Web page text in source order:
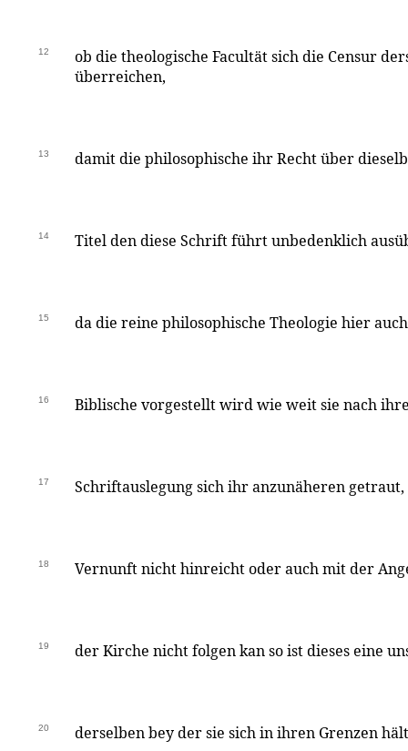
12
ob die theologische Facultät sich die Censur
überreichen,
13 damit die philosophische ihr Recht über
14 Titel den diese Schrift führt unbedenklich
15 da die reine philosophische Theologie hier
16 Biblische vorgestellt wird wie weit sie nach
17 Schriftauslegung sich ihr anzunäheren
18 Vernunft nicht hinreicht oder auch mit der
19 der Kirche nicht folgen kan so ist dieses eine
20 derselben bey der sie sich in ihren Grenzen